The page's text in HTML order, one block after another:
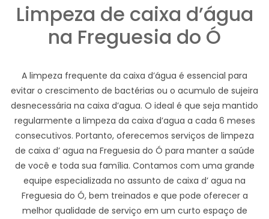
Limpeza de caixa d’água
na Freguesia do Ó
A limpeza frequente da caixa d’água é essencial para
evitar o crescimento de bactérias ou o acumulo de sujeira
desnecessária na caixa d’agua. O ideal é que seja mantido
regularmente a limpeza da caixa d’agua a cada 6 meses
consecutivos. Portanto, oferecemos serviços de limpeza
de caixa d’ agua na Freguesia do Ó para manter a saúde
de você e toda sua família. Contamos com uma grande
equipe especializada no assunto de caixa d’ agua na
Freguesia do Ó, bem treinados e que pode oferecer a
melhor qualidade de serviço em um curto espaço de